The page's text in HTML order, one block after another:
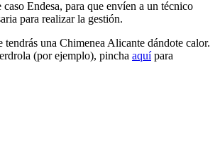
Endesa, para que envíen a un técnico
para realizar la gestión.
tendrás una Chimenea Alicante dándote calor.
(por ejemplo), pincha aquípara